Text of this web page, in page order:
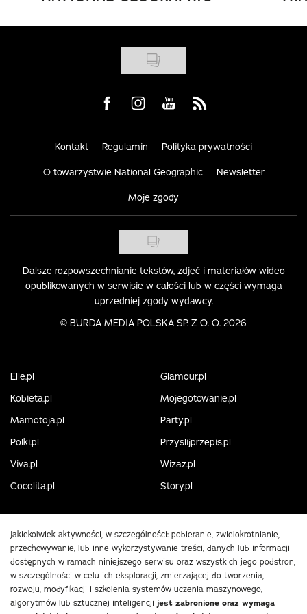
Visit us on Facebook
Visit us on Instagram
Visit us on Youtube
Visit us on Rss
Kontakt Regulamin Polityka prywatności
O towarzystwie National Geographic Newsletter
Moje zgody
Dalsze rozpowszechnianie tekstów, zdjęć i materiałów wideo
opublikowanych w serwisie w całości lub w części wymaga
uprzedniej zgody wydawcy.
© BURDA MEDIA POLSKA SP. Z O. O. 2026
Elle.pl
Glamour.pl
Kobieta.pl
Mojegotowanie.pl
Mamotoja.pl
Party.pl
Polki.pl
Przyslijprzepis.pl
Viva.pl
Wizaz.pl
Cocolita.pl
Story.pl
Jakiekolwiek aktywności, w szczególności: pobieranie, zwielokrotnianie,
przechowywanie, lub inne wykorzystywanie treści, danych lub informacji
dostępnych w ramach niniejszego serwisu oraz wszystkich jego podstron,
w szczególności w celu ich eksploracji, zmierzającej do tworzenia,
rozwoju, modyfikacji i szkolenia systemów uczenia maszynowego,
algorytmów lub sztucznej inteligencji jest zabronione oraz wymaga